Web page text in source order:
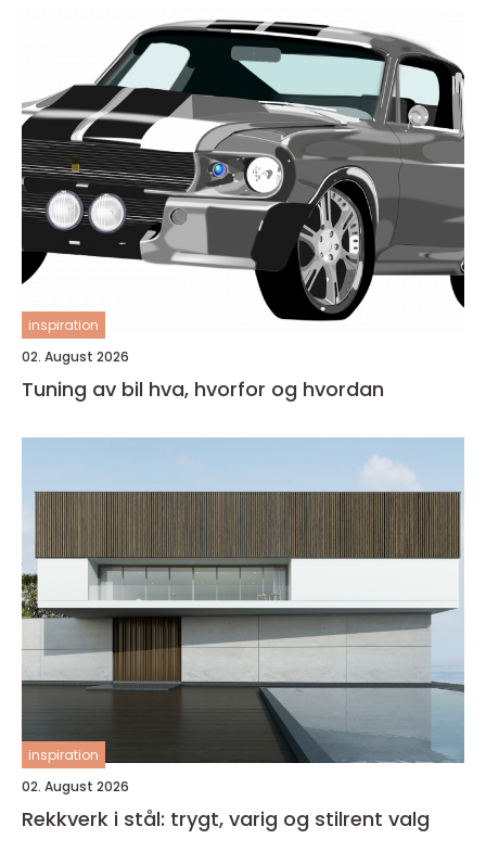
inspiration
02. August 2026
Tuning av bil hva, hvorfor og hvordan
inspiration
02. August 2026
Rekkverk i stål: trygt, varig og stilrent valg